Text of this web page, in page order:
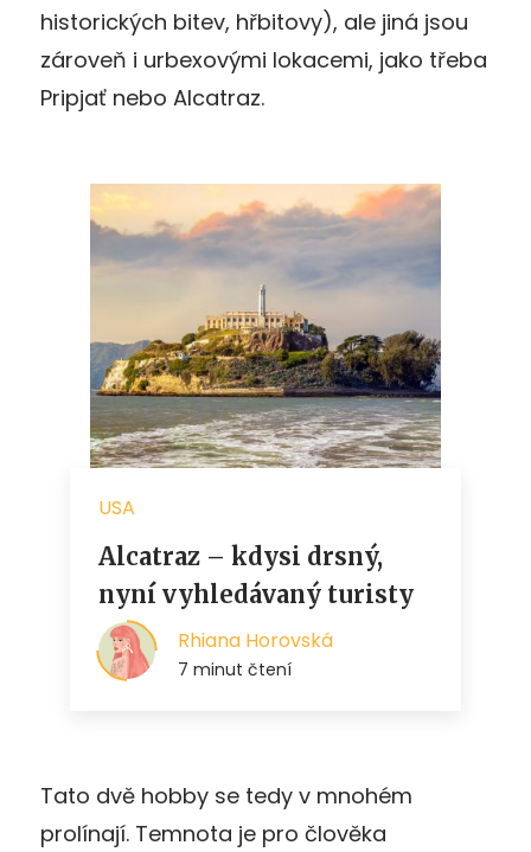
historických bitev, hřbitovy), ale jiná jsou
zároveň i urbexovými lokacemi, jako třeba
Pripjať nebo Alcatraz.
Tato dvě hobby se tedy v mnohém
prolínají. Temnota je pro člověka